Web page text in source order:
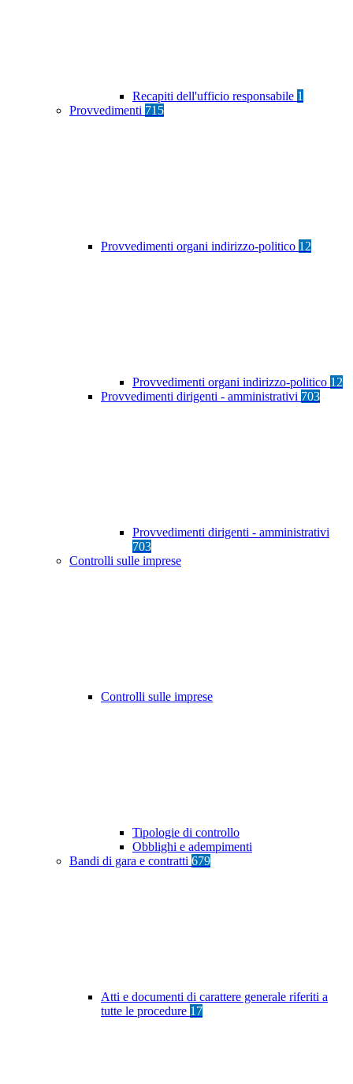
Recapiti dell'ufficio responsabile 1
Provvedimenti 715
Provvedimenti organi indirizzo-politico 12
Provvedimenti organi indirizzo-politico 12
Provvedimenti dirigenti - amministrativi 703
Provvedimenti dirigenti - amministrativi
703
Controlli sulle imprese
Controlli sulle imprese
Tipologie di controllo
Obblighi e adempimenti
Bandi di gara e contratti 679
Atti e documenti di carattere generale riferiti a
tutte le procedure 17